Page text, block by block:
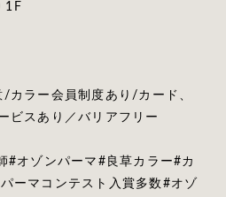
1F
カラー会員制度あり/カード、
ビスあり／バリアフリー
#オゾンパーマ#良草カラー#カ
ーマコンテスト入賞多数#オゾ